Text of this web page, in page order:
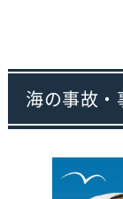
海の事故・